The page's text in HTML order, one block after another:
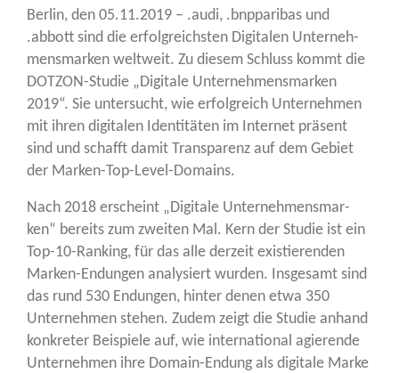
Ber­lin, den 05.11.2019 – .audi, .bnppa­ri­bas und
.abbott sind die erfolg­reichs­ten Digi­ta­len Unter­neh­
mens­mar­ken welt­weit. Zu die­sem Schluss kommt die
DOT­ZON-Stu­die „Digi­ta­le Unter­neh­mens­mar­ken
2019“. Sie unter­sucht, wie erfolg­reich Unter­neh­men
mit ihren digi­ta­len Iden­ti­tä­ten im Inter­net prä­sent
sind und schafft damit Trans­pa­renz auf dem Gebiet
der Marken-Top-Level-Domains.
Nach 2018 erscheint „Digi­ta­le Unter­neh­mens­mar­
ken“ bereits zum zwei­ten Mal. Kern der Stu­die ist ein
Top-10-Ran­king, für das alle der­zeit exis­tie­ren­den
Mar­ken-Endun­gen ana­ly­siert wur­den. Ins­ge­samt sind
das rund 530 Endun­gen, hin­ter denen etwa 350
Unter­neh­men ste­hen. Zudem zeigt die Stu­die anhand
kon­kre­ter Bei­spie­le auf, wie inter­na­tio­nal agie­ren­de
Unter­neh­men ihre Domain-Endung als digi­ta­le Mar­ke